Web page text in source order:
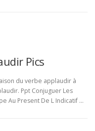
Pics
du verbe applaudir à
Ppt Conjuguer Les
Au Present De L Indicatif …